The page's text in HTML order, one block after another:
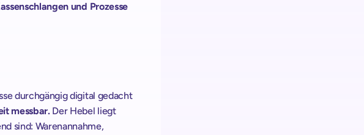
und Prozesse
durchgängig digital gedacht
messbar. Der Hebel liegt
sind: Warenannahme,